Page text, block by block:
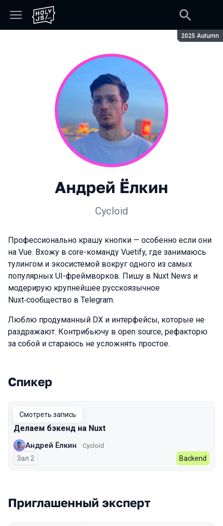
Сезон:
2025 Autumn
Андрей Ёлкин
Cycloid
Профессионально крашу кнопки — особенно если они
на Vue. Вхожу в core-команду Vuetify, где занимаюсь
тулингом и экосистемой вокруг одного из самых
популярных UI-фреймворков. Пишу в Nuxt News и
модерирую крупнейшее русскоязычное
Nuxt‑сообщество в Telegram.
Люблю продуманный DX и интерфейсы, которые не
раздражают. Контрибьючу в open source, рефакторю
за собой и стараюсь не усложнять простое.
Выступления в сезоне 2025 Autumn
Спикер
Смотреть запись
Делаем бэкенд на Nuxt
Андрей Ёлкин Cycloid
Зал 2 Backend
Приглашенный эксперт